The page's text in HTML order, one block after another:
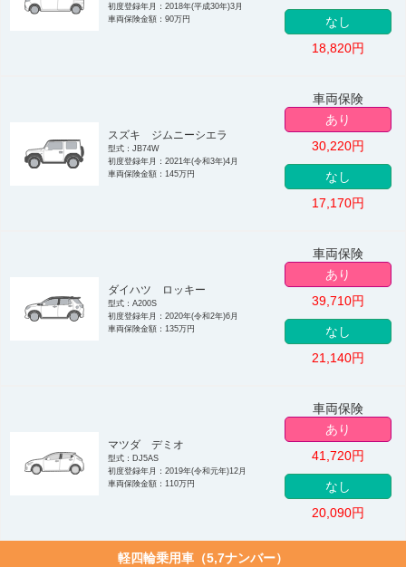
初度登録年月：2018年(平成30年)3月
車両保険金額：90万円
なし
18,820円
スズキ ジムニーシエラ
型式：JB74W
初度登録年月：2021年(令和3年)4月
車両保険金額：145万円
車両保険
あり
30,220円
なし
17,170円
ダイハツ ロッキー
型式：A200S
初度登録年月：2020年(令和2年)6月
車両保険金額：135万円
車両保険
あり
39,710円
なし
21,140円
マツダ デミオ
型式：DJ5AS
初度登録年月：2019年(令和元年)12月
車両保険金額：110万円
車両保険
あり
41,720円
なし
20,090円
軽四輪乗用車（5,7ナンバー）